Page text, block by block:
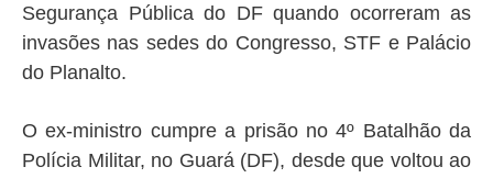
Segurança Pública do DF quando ocorreram as
invasões nas sedes do Congresso, STF e Palácio
do Planalto.
O ex-ministro cumpre a prisão no 4º Batalhão da
Polícia Militar, no Guará (DF), desde que voltou ao